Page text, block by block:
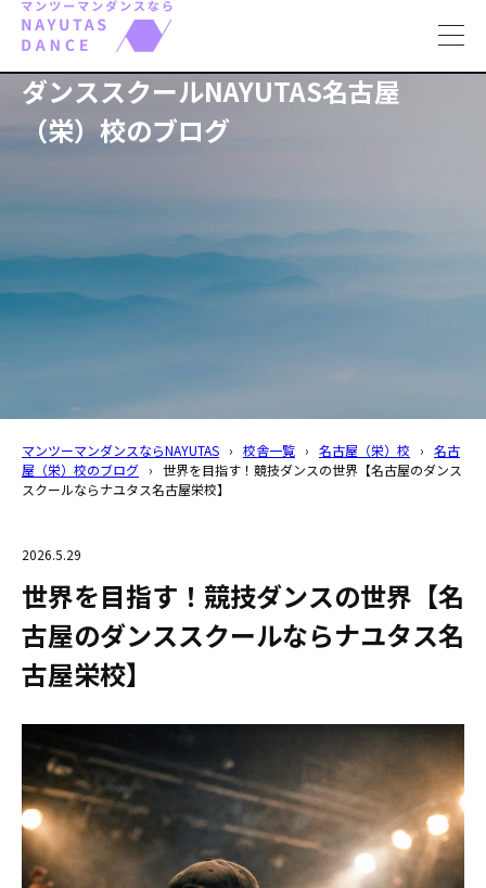
ダンススクールNAYUTAS名古屋
（栄）校のブログ
マンツーマンダンスならNAYUTAS › 校舎一覧 › 名古屋（栄）校 › 名古
屋（栄）校のブログ › 世界を目指す！競技ダンスの世界【名古屋のダンス
スクールならナユタス名古屋栄校】
2026.5.29
世界を目指す！競技ダンスの世界【名
古屋のダンススクールならナユタス名
古屋栄校】